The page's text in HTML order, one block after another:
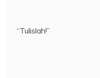
“Tulislah!”